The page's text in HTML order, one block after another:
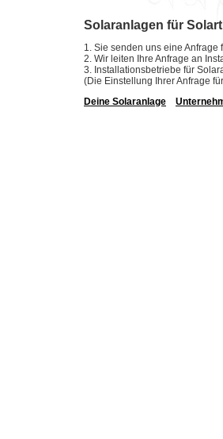
Solaranlagen für
1. Sie senden uns eine
2. Wir leiten Ihre Anfrage an
3. Installationsbetriebe für
(Die Einstellung Ihrer Anfrage
Deine Solaranlage